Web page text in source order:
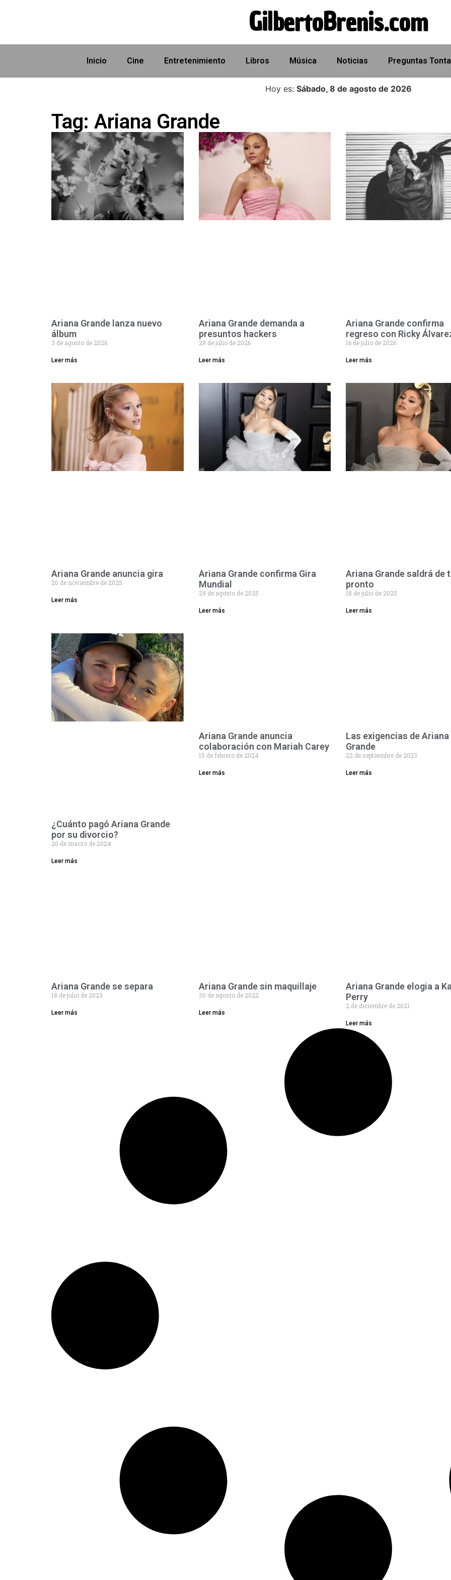
GilbertoBrenis.com
Inicio Cine Entretenimiento Libros Música Noticias Preguntas
Hoy es: Sábado, 8 de agosto de 2026
Tag: Ariana Grande
Ariana Grande lanza nuevo
álbum
3 de agosto de 2026
Leer más
Ariana Grande demanda a
presuntos hackers
29 de julio de 2026
Leer más
Ariana Grande confirma
regreso con Ricky
16 de julio de 2026
Leer más
Ariana Grande anuncia gira
20 de noviembre de 2025
Leer más
Ariana Grande confirma Gira
Mundial
29 de agosto de 2025
Leer más
Ariana Grande saldrá de
pronto
18 de julio de 2025
Leer más
¿Cuánto pagó Ariana Grande
por su divorcio?
20 de marzo de 2024
Leer más
Ariana Grande anuncia
colaboración con Mariah Carey
15 de febrero de 2024
Leer más
Las exigencias de Ariana
Grande
22 de septiembre de 2023
Leer más
Ariana Grande se separa
18 de julio de 2023
Leer más
Ariana Grande sin maquillaje
30 de agosto de 2022
Leer más
Ariana Grande elogia a
Perry
2 de diciembre de 2021
Leer más